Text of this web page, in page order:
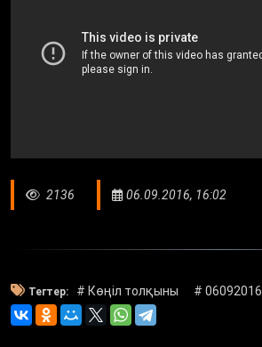
2136 06.09.2016, 16:02
Тегтер: # Көңіл толқыны # 06092016